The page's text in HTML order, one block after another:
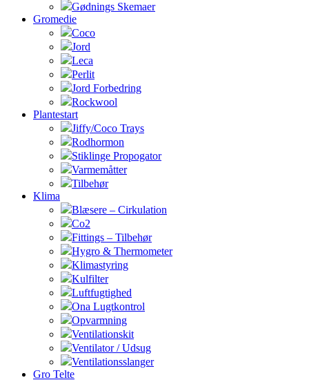
Gødnings Skemaer
Gromedie
Coco
Jord
Leca
Perlit
Jord Forbedring
Rockwool
Plantestart
Jiffy/Coco Trays
Rodhormon
Stiklinge Propogator
Varmemåtter
Tilbehør
Klima
Blæsere – Cirkulation
Co2
Fittings – Tilbehør
Hygro & Thermometer
Klimastyring
Kulfilter
Luftfugtighed
Ona Lugtkontrol
Opvarmning
Ventilationskit
Ventilator / Udsug
Ventilationsslanger
Gro Telte